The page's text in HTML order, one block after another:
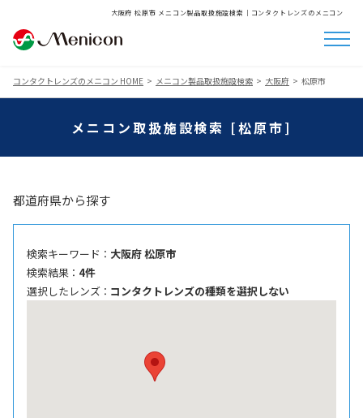
大阪府 松原市 メニコン製品取扱施設検索│コンタクトレンズのメニコン
コンタクトレンズのメニコン HOME メニコン製品取扱施設検索 大阪府 松原市
メニコン取扱施設検索 [松原市]
都道府県から探す
検索キーワード ： 大阪府 松原市
検索結果 ： 4件
選択したレンズ ： コンタクトレンズの種類を選択しない